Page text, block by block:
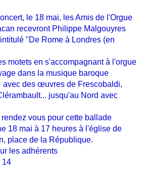
le 18 mai, les Amis de l'Orgue
recevront Philippe Malgouyres
"De Rome à Londres (en
motets en s'accompagnant à l'orgue
dans la musique baroque
des œuvres de Frescobaldi,
jusqu'au Nord avec
vous pour cette ballade
18 mai à 17 heures à l'église de
place de la République.
les adhérents
14